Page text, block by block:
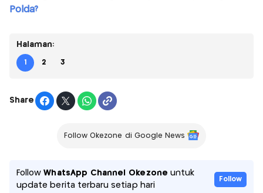
Polda?
Halaman:
1 2 3
Share
Follow Okezone di Google News
FollowWhatsApp Channel Okezone untuk
update berita terbaru setiap hari
Follow